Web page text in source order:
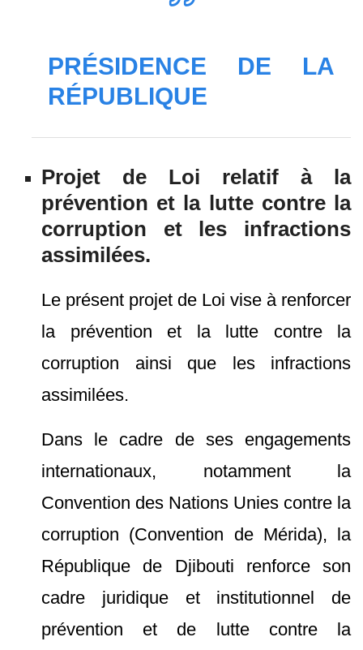
PRÉSIDENCE DE LA
RÉPUBLIQUE
Projet de Loi relatif à la
prévention et la lutte contre la
corruption et les infractions
assimilées.
Le présent projet de Loi vise à renforcer
la prévention et la lutte contre la
corruption ainsi que les infractions
assimilées.
Dans le cadre de ses engagements
internationaux, notamment la
Convention des Nations Unies contre la
corruption (Convention de Mérida), la
République de Djibouti renforce son
cadre juridique et institutionnel de
prévention et de lutte contre la